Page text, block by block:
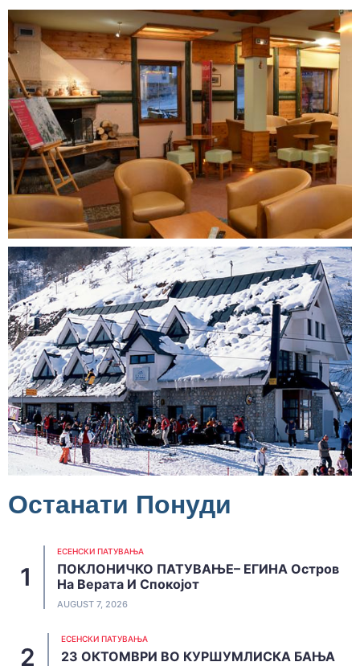
Останати Понуди
ЕСЕНСКИ ПАТУВАЊА
ПОКЛОНИЧКО ПАТУВАЊЕ– ЕГИНА Остров
На Верата И Спокојот
AUGUST 7, 2026
ЕСЕНСКИ ПАТУВАЊА
23 ОКТОМВРИ ВО КУРШУМЛИСКА БАЊА